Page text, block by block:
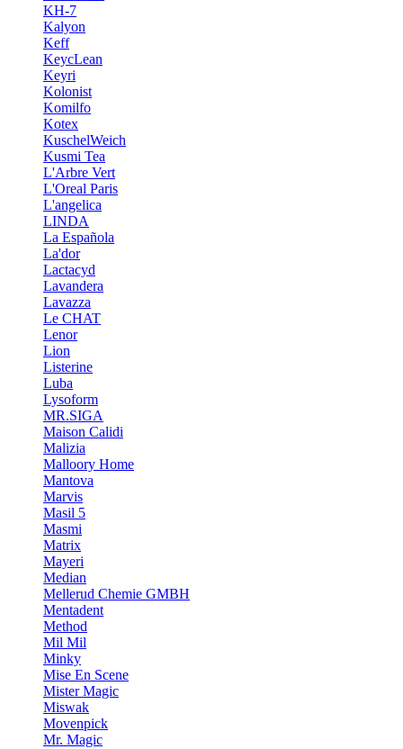
KH-7
Kalyon
Keff
KeycLean
Keyri
Kolonist
Komilfo
Kotex
KuschelWeich
Kusmi Tea
L'Arbre Vert
L'Oreal Paris
L'angelica
LINDA
La Española
La'dor
Lactacyd
Lavandera
Lavazza
Le CHAT
Lenor
Lion
Listerine
Luba
Lysoform
MR.SIGA
Maison Calidi
Malizia
Malloory Home
Mantova
Marvis
Masil 5
Masmi
Matrix
Mayeri
Median
Mellerud Chemie GMBH
Mentadent
Method
Mil Mil
Minky
Mise En Scene
Mister Magic
Miswak
Movenpick
Mr. Magic